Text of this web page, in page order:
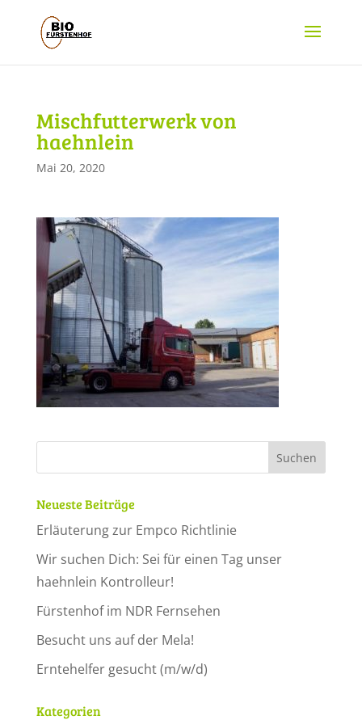
Mischfutterwerk von
haehnlein
Mai 20, 2020
Neueste Beiträge
Erläuterung zur Empco Richtlinie
Wir suchen Dich: Sei für einen Tag unser
haehnlein Kontrolleur!
Fürstenhof im NDR Fernsehen
Besucht uns auf der Mela!
Erntehelfer gesucht (m/w/d)
Kategorien